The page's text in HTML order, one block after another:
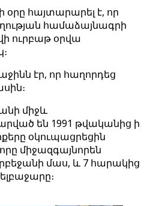
հայտարարել է, որ
համաձայնագրի
ուրբաթ օրվա
էր, որ հաղորդեց
միջև
են 1991 թվականից ի
օկուպացրեցին
միջազգայնորեն
մաս, և 7 հարակից